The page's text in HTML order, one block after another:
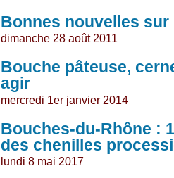
Bonnes nouvelles sur
dimanche 28 août 2011
Bouche pâteuse,
agir
mercredi 1er janvier 2014
Bouches-du-Rhône :
des chenilles
lundi 8 mai 2017